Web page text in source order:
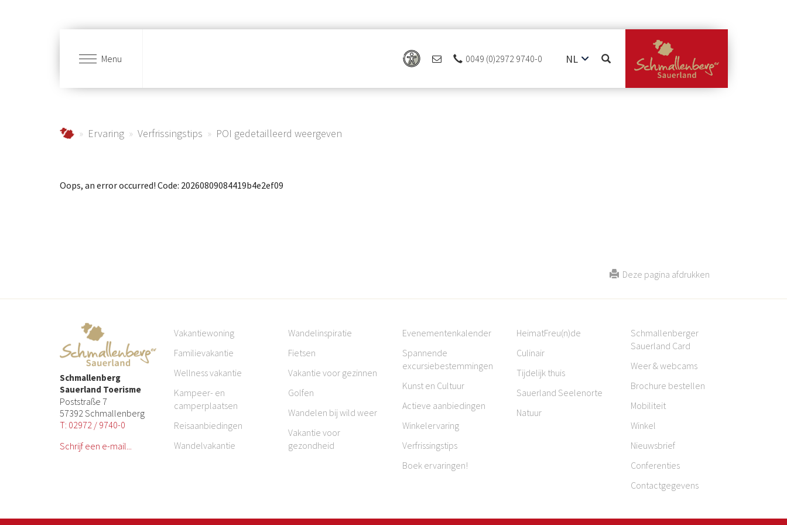
Menu 0049 (0)2972 9740-0
NL
EN
Urlaub im Schmallenberger Sauerland und der Ferienregion Eslohe
Ervaring Verfrissingstips POI gedetailleerd weergeven
Oops, an error occurred! Code: 20260809084419b4e2ef09
Deze pagina afdrukken
Schmallenberg
Sauerland Toerisme
Poststraße 7
57392 Schmallenberg
T: 02972 / 9740-0
Schrijf een e-mail...
Vakantiewoning
Familievakantie
Wellness vakantie
Kampeer- en
camperplaatsen
Reisaanbiedingen
Wandelvakantie
Wandelinspiratie
Fietsen
Vakantie voor gezinnen
Golfen
Wandelen bij wild weer
Vakantie voor
gezondheid
Evenementenkalender
Spannende
excursiebestemmingen
Kunst en Cultuur
Actieve aanbiedingen
Winkelervaring
Verfrissingstips
Boek ervaringen!
HeimatFreu(n)de
Culinair
Tijdelijk thuis
Sauerland Seelenorte
Natuur
Schmallenberger
Sauerland Card
Weer & webcams
Brochure bestellen
Mobiliteit
Winkel
Nieuwsbrief
Conferenties
Contactgegevens